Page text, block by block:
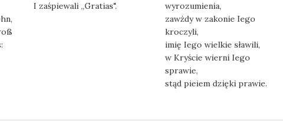
I zaśpiewali „Gratias".
wyrozumienia,
zawżdy w zakonie Iego
kroczyli,
imię Iego wielkie sławili,
w Kryście wierni Iego
sprawie,
stąd pieiem dzięki prawie.